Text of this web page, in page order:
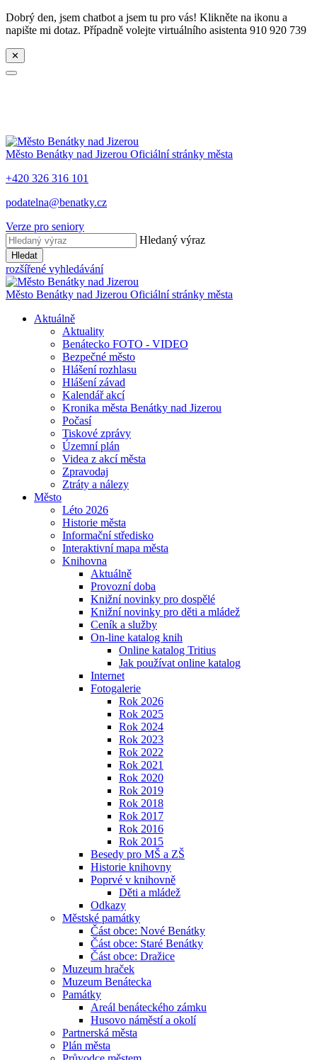
Dobrý den, jsem chatbot a jsem tu pro vás! Klikněte na ikonu a
napište mi dotaz. Případně volejte virtuálního asistenta 910 920 739
✕
Město Benátky nad Jizerou Oficiální stránky města
+420 326 316 101
podatelna@benatky.cz
Verze pro seniory
Hledaný výraz
Hledat
rozšířené vyhledávání
Město Benátky nad Jizerou Oficiální stránky města
Aktuálně
Aktuality
Benátecko FOTO - VIDEO
Bezpečné město
Hlášení rozhlasu
Hlášení závad
Kalendář akcí
Kronika města Benátky nad Jizerou
Počasí
Tiskové zprávy
Územní plán
Videa z akcí města
Zpravodaj
Ztráty a nálezy
Město
Léto 2026
Historie města
Informační středisko
Interaktivní mapa města
Knihovna
Aktuálně
Provozní doba
Knižní novinky pro dospělé
Knižní novinky pro děti a mládež
Ceník a služby
On-line katalog knih
Online katalog Tritius
Jak používat online katalog
Internet
Fotogalerie
Rok 2026
Rok 2025
Rok 2024
Rok 2023
Rok 2022
Rok 2021
Rok 2020
Rok 2019
Rok 2018
Rok 2017
Rok 2016
Rok 2015
Besedy pro MŠ a ZŠ
Historie knihovny
Poprvé v knihovně
Děti a mládež
Odkazy
Městské památky
Část obce: Nové Benátky
Část obce: Staré Benátky
Část obce: Dražice
Muzeum hraček
Muzeum Benátecka
Památky
Areál benáteckého zámku
Husovo náměstí a okolí
Partnerská města
Plán města